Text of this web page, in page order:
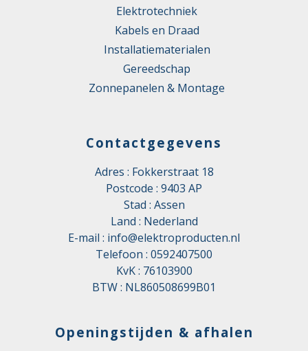
Elektrotechniek
Kabels en Draad
Installatiematerialen
Gereedschap
Zonnepanelen & Montage
Contactgegevens
Adres : Fokkerstraat 18
Postcode : 9403 AP
Stad : Assen
Land : Nederland
E-mail : info@elektroproducten.nl
Telefoon : 0592407500
KvK : 76103900
BTW : NL860508699B01
Openingstijden & afhalen